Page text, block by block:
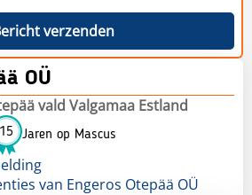
verzenden
OÜ
vald Valgamaa Estland
15 Jaren op Mascus
van Engeros Otepää OÜ